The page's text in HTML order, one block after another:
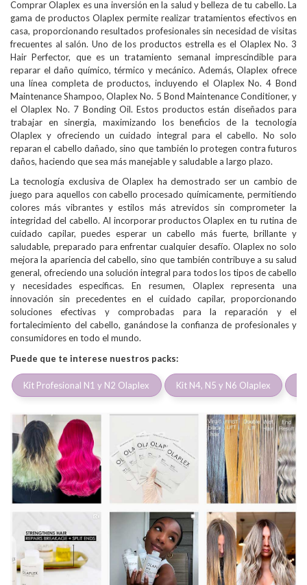
Comprar Olaplex es una inversión en la salud y belleza de tu cabello. La
gama de productos Olaplex permite realizar tratamientos efectivos en
casa, proporcionando resultados profesionales sin necesidad de visitas
frecuentes al salón. Uno de los productos estrella es el Olaplex No. 3
Hair Perfector, que es un tratamiento semanal imprescindible para
reparar el daño químico, térmico y mecánico. Además, Olaplex ofrece
una línea completa de productos, incluyendo el Olaplex No. 4 Bond
Maintenance Shampoo, Olaplex No. 5 Bond Maintenance Conditioner, y
el Olaplex No. 7 Bonding Oil. Estos productos están diseñados para
trabajar en sinergia, maximizando los beneficios de la tecnología
Olaplex y ofreciendo un cuidado integral para el cabello. No solo
reparan el cabello dañado, sino que también lo protegen contra futuros
daños, haciendo que sea más manejable y saludable a largo plazo.
La tecnología exclusiva de Olaplex ha demostrado ser un cambio de
juego para aquellos con cabello procesado químicamente, permitiendo
colores más vibrantes y estilos más atrevidos sin comprometer la
integridad del cabello. Al incorporar productos Olaplex en tu rutina de
cuidado capilar, puedes esperar un cabello más fuerte, brillante y
saludable, preparado para enfrentar cualquier desafío. Olaplex no solo
mejora la apariencia del cabello, sino que también contribuye a su salud
general, ofreciendo una solución integral para todos los tipos de cabello
y necesidades específicas. En resumen, Olaplex representa una
innovación sin precedentes en el cuidado capilar, proporcionando
soluciones efectivas y comprobadas para la reparación y el
fortalecimiento del cabello, ganándose la confianza de profesionales y
consumidores en todo el mundo.
Puede que te interese nuestros packs:
Kit Profesional N1 y N2 Olaplex Kit N4, N5 y N6 Olaplex